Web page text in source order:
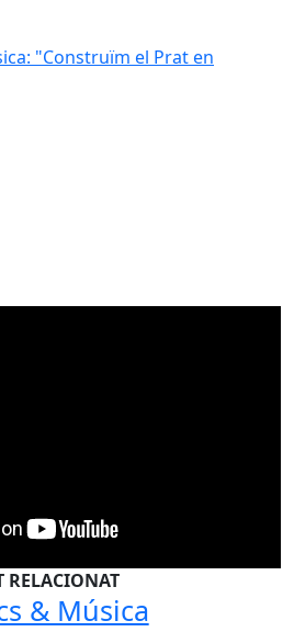
RELACIONAT
& Música